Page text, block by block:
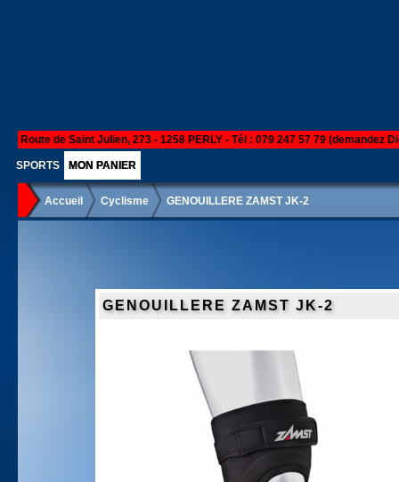
Route de Saint Julien, 273 - 1258 PERLY - Tél : 079 247 57 79 (demandez
SPORTS MON PANIER
Accueil Cyclisme GENOUILLERE ZAMST JK-2
GENOUILLERE ZAMST JK-2